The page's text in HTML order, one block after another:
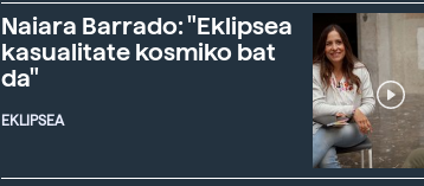
Naiara Barrado: "Eklipsea
kasualitate kosmiko bat
da"
EKLIPSEA